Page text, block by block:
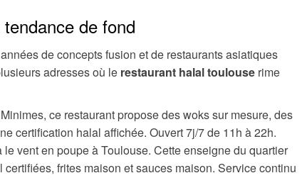
de fond
de concepts fusion et de restaurants asiatiques
adresses où le restaurant halal toulouse rime
ce restaurant propose des woks sur mesure, des
certification halal affichée. Ouvert 7j/7 de 11h à 22h.
vent en poupe à Toulouse. Cette enseigne du quartier
frites maison et sauces maison. Service continu